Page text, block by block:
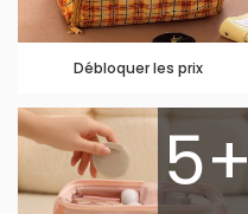
Débloquer les prix
5+